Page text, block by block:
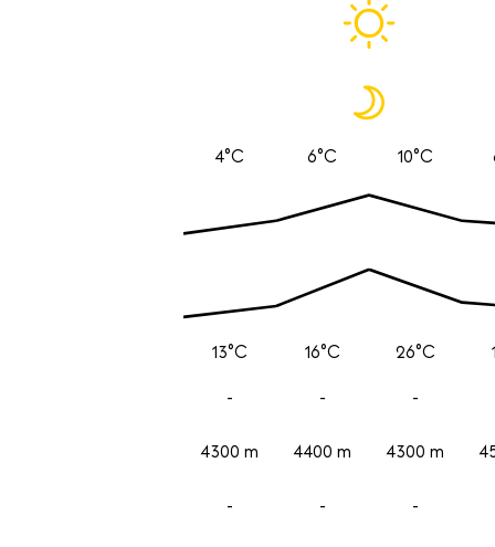
4°C
13°C
-
4300 m
-
6°C
16°C
-
4400 m
-
10°C
26°C
-
4300 m
-